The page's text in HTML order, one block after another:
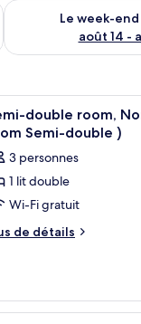
août 7 - août 9
Le week-
août 14 -
Vérifier la
douche/baignoire,
2
double room,
Semi-double )
3 personnes
1 lit double
Wi-Fi gratuit
de détails
occultants, Wi-Fi gratuit